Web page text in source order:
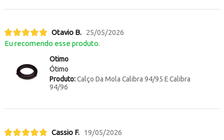
Otavio B. 25/05/2026
Eu recomendo esse produto.
Otimo
Ótimo
Produto:Calço Da Mola Calibra 94/95 E Calibra
94/96
Cassio F. 19/05/2026